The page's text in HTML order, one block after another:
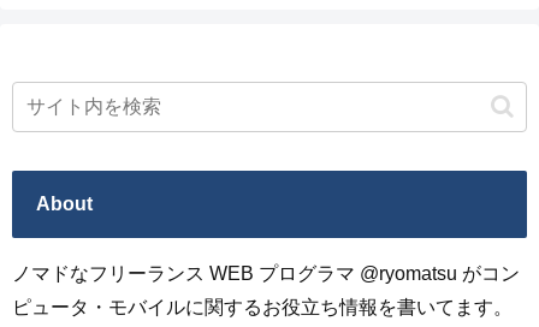
About
ノマドなフリーランス WEB プログラマ @ryomatsu がコン
ピュータ・モバイルに関するお役立ち情報を書いてます。